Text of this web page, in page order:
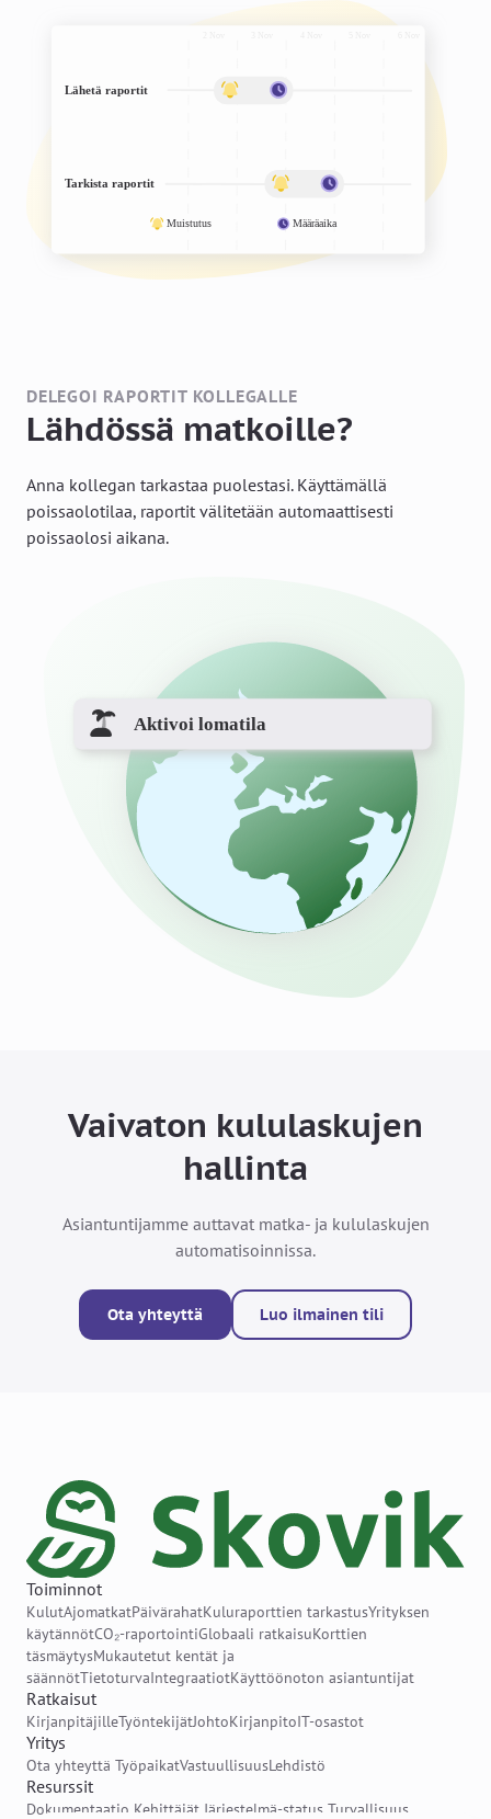
DELEGOI RAPORTIT KOLLEGALLE
Lähdössä matkoille?
Anna kollegan tarkastaa puolestasi. Käyttämällä
poissaolotilaa, raportit välitetään automaattisesti
poissaolosi aikana.
Vaivaton kululaskujen
hallinta
Asiantuntijamme auttavat matka- ja kululaskujen
automatisoinnissa.
Ota yhteyttä Luo ilmainen tili
Toiminnot
KulutAjomatkatPäivärahatKuluraporttien tarkastusYrityksen
käytännötCO₂-raportointiGlobaali ratkaisuKorttien
täsmäytysMukautetut kentät ja
säännötTietoturvaIntegraatiotKäyttöönoton asiantuntijat
Ratkaisut
KirjanpitäjilleTyöntekijätJohtoKirjanpitoIT-osastot
Yritys
Ota yhteyttä TyöpaikatVastuullisuusLehdistö
Resurssit
Dokumentaatio Kehittäjät Järjestelmä-status Turvallisuus